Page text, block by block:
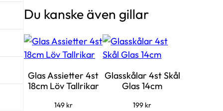
Du kanske även gillar
Glas Assietter 4st
18cm Löv Tallrikar
149 kr
Glasskålar 4st Skål
Glas 14cm
199 kr